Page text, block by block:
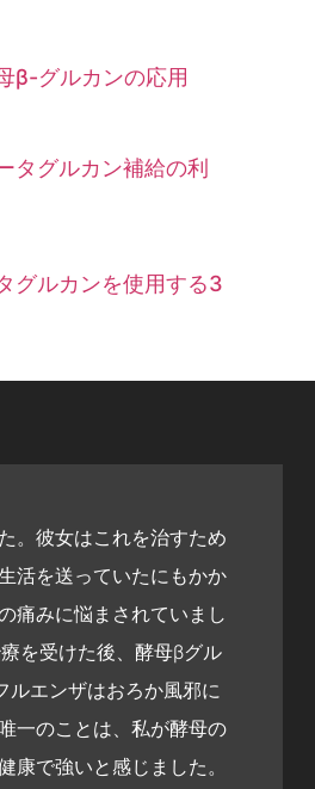
β-グルカンの応用
タグルカン補給の利
グルカンを使用する3
。彼女はこれを治すため
活を送っていたにもかか
痛みに悩まされていまし
を受けた後、酵母βグル
ルエンザはおろか風邪に
一のことは、私が酵母の
で強いと感じました。